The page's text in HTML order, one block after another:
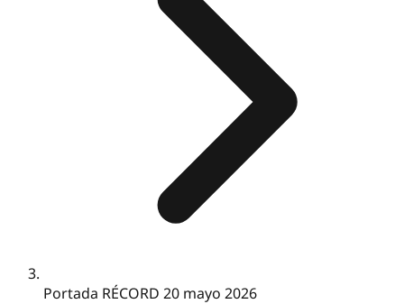
Portada RÉCORD 20 mayo 2026